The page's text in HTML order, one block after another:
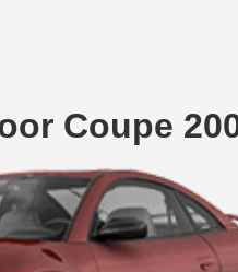
Coupe